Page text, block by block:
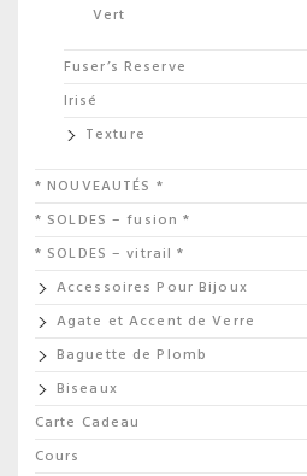
Vert
Fuser’s Reserve
Irisé
Texture
* NOUVEAUTÉS *
* SOLDES – fusion *
* SOLDES – vitrail *
Accessoires Pour Bijoux
Agate et Accent de Verre
Baguette de Plomb
Biseaux
Carte Cadeau
Cours